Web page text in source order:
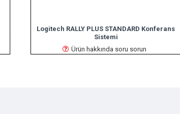
Logitech RALLY PLUS STANDARD Konferans
Sistemi
Ürün hakkında soru sorun